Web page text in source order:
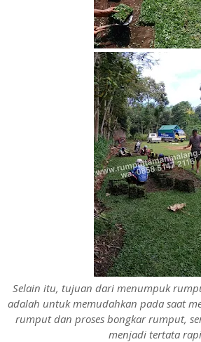
Selain itu, tujuan dari menumpuk
adalah untuk memudahkan pada saat
rumput dan proses bongkar rumput,
menjadi tertata